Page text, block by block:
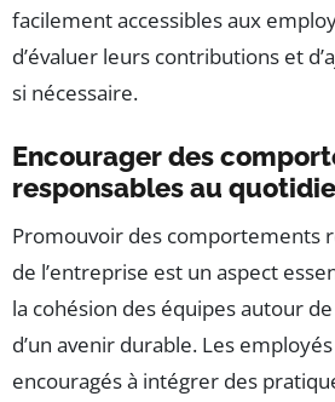
facilement accessibles aux
d’évaluer leurs contributions et
si nécessaire.
Encourager des
responsables au
Promouvoir des comportements
de l’entreprise est un aspect
la cohésion des équipes autour
d’un avenir durable. Les
encouragés à intégrer des